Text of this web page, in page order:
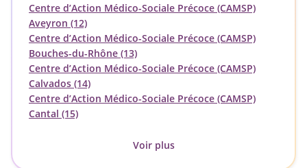
Centre d’Action Médico-Sociale Précoce (CAMSP)
Aveyron (12)
Centre d’Action Médico-Sociale Précoce (CAMSP)
Bouches-du-Rhône (13)
Centre d’Action Médico-Sociale Précoce (CAMSP)
Calvados (14)
Centre d’Action Médico-Sociale Précoce (CAMSP)
Cantal (15)
Voir plus